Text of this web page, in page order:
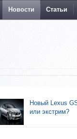
Новости Статьи
Новый Lexus
или экстрим?